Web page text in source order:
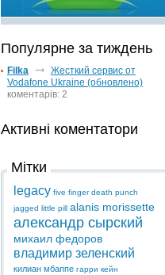
Популярне за тиждень
Filka
Жесткий сервис от
Vodafone Ukraine (обновлено)
коментарів: 2
Активні коментатори
Мітки
legacy five finger death punch
jagged little pill alanis morissette
александр сырский
михаил федоров
владимир зеленский
килиан мбаппе гарри кейн